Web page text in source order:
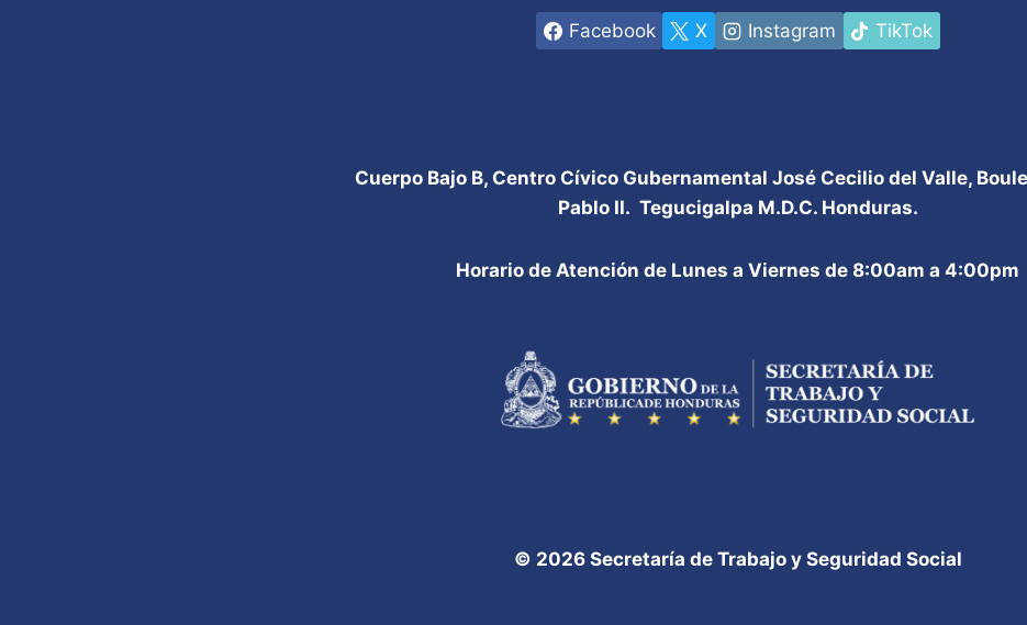
Facebook X Instagram TikTok
Cuerpo Bajo B, Centro Cívico Gubernamental José Cecilio del Valle,
Pablo II. Tegucigalpa M.D.C. Honduras.
Horario de Atención de Lunes a Viernes de 8:00am a 4:00pm
© 2026 Secretaría de Trabajo y Seguridad Social